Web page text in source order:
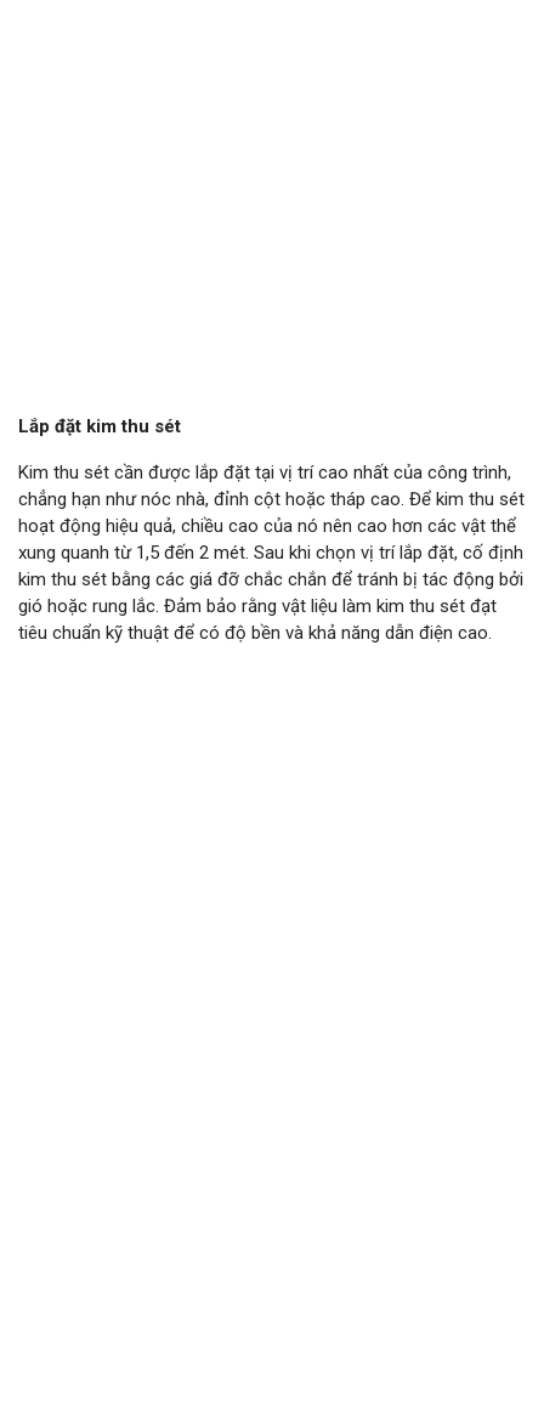
Lắp đặt kim thu sét
Kim thu sét cần được lắp đặt tại vị trí cao nhất của công trình,
chẳng hạn như nóc nhà, đỉnh cột hoặc tháp cao. Để kim thu sét
hoạt động hiệu quả, chiều cao của nó nên cao hơn các vật thể
xung quanh từ 1,5 đến 2 mét. Sau khi chọn vị trí lắp đặt, cố định
kim thu sét bằng các giá đỡ chắc chắn để tránh bị tác động bởi
gió hoặc rung lắc. Đảm bảo rằng vật liệu làm kim thu sét đạt
tiêu chuẩn kỹ thuật để có độ bền và khả năng dẫn điện cao.